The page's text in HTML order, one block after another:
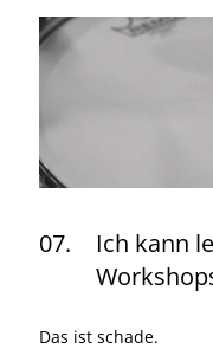
Ich kann
07.
Das ist schade.